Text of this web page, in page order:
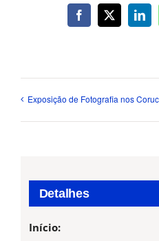
Facebook
X
Exposição de Fotografia nos
Detalhes
Início: